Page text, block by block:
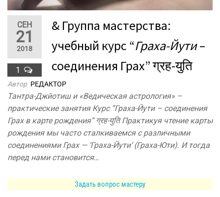
СЕН
21
2018
1
& Группа мастерства:
учебный курс “Граха-Йути–
соединения Грах” ग्रह-युति
Автор РЕДАКТОР
Тантра-Джйотиш и «Ведическая астрология» –
практические занятия Курс “Граха-Йути – соединения
Грах в карте рождения” ग्रह-युति Практикуя чтение карты
рождения мы часто сталкиваемся с различными
соединениями Грах — ‘Граха-Йути‘ (Граха-Юти). И тогда
перед нами становится…
Задать вопрос мастеру